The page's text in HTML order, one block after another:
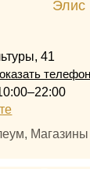
41
телефон